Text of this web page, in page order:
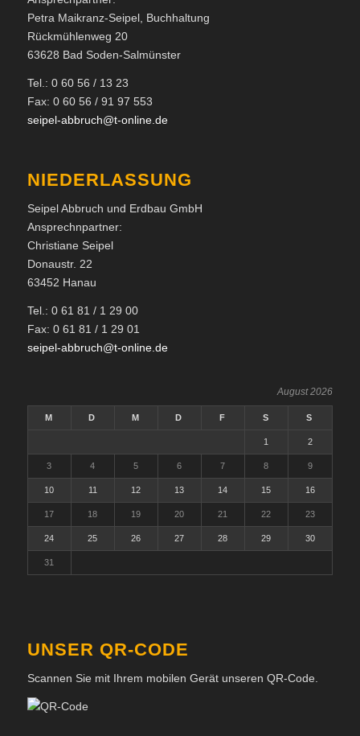
Petra Maikranz-Seipel, Buchhaltung
Rückmühlenweg 20
63628 Bad Soden-Salmünster
Tel.: 0 60 56 / 13 23
Fax: 0 60 56 / 91 97 553
seipel-abbruch@t-online.de
NIEDERLASSUNG
Seipel Abbruch und Erdbau GmbH
Ansprechnpartner:
Christiane Seipel
Donaustr. 22
63452 Hanau
Tel.: 0 61 81 / 1 29 00
Fax: 0 61 81 / 1 29 01
seipel-abbruch@t-online.de
August 2026
M D M D F S S
1 2
3 4 5 6 7 8 9
10 11 12 13 14 15 16
17 18 19 20 21 22 23
24 25 26 27 28 29 30
31
UNSER QR-CODE
Scannen Sie mit Ihrem mobilen Gerät unseren QR-Code.